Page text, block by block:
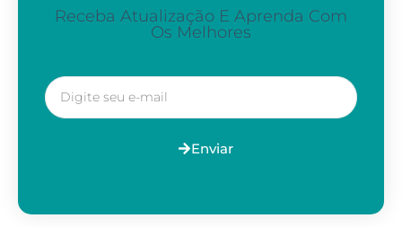
Receba Atualização E Aprenda Com
Os Melhores
Enviar